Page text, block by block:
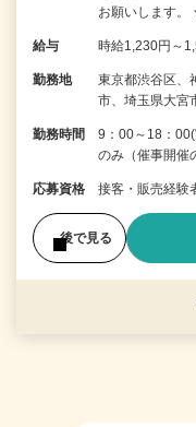
お願いします。
給与 時給1,230円～
勤務地
東京都渋谷区、
市、埼玉県大宮
勤務時間
9：00～18：
のみ（催事開催
応募資格 接客・販売経験
後で見る